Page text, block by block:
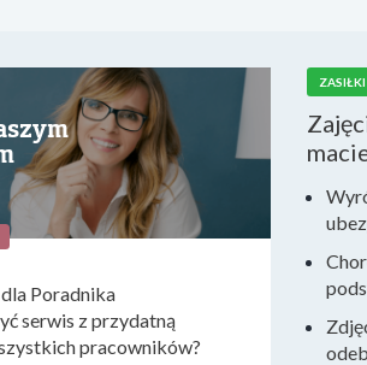
Poradnika
serwis z przydatną
pracowników?
ZASIŁKI